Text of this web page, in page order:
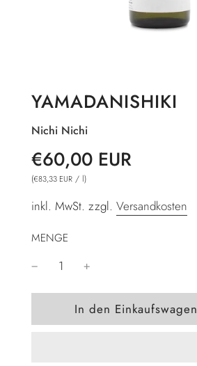
YAMADANISHIKI
Nichi Nichi
Sonderpreis
Normaler
Preis
€60,00 EUR
(€83,33 EUR / l)
inkl. MwSt. zzgl. Versandkosten
MENGE
W
i
In den Einkaufswagen